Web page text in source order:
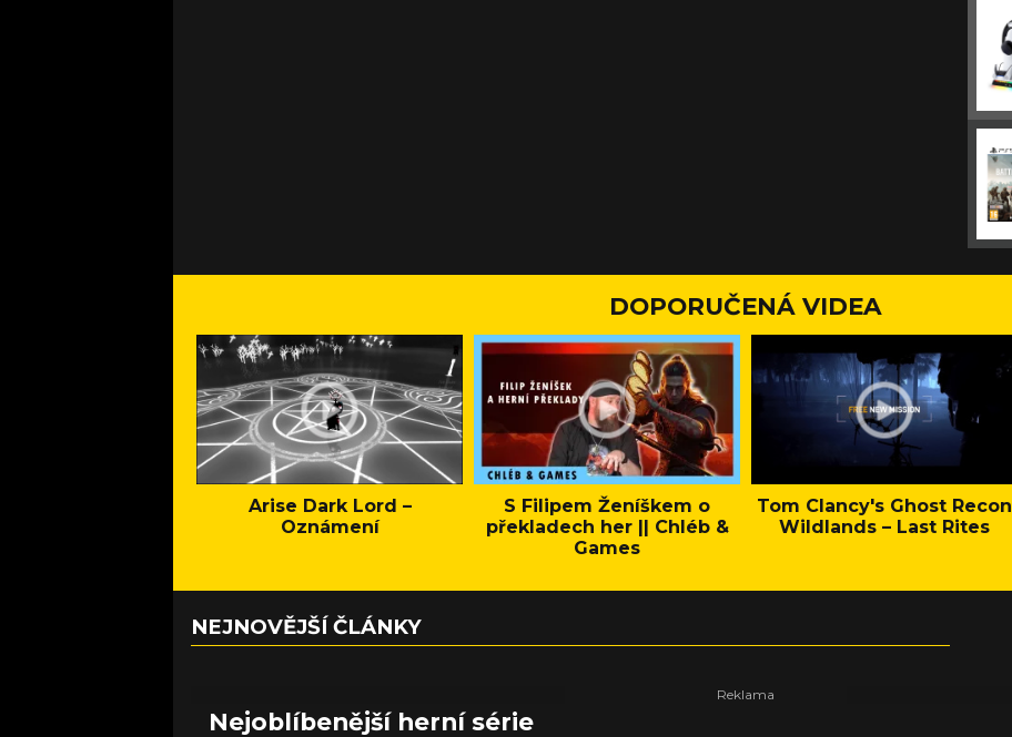
DOPORUČENÁ VIDEA
Arise Dark Lord –
Oznámení
S Filipem Ženíškem o
překladech her || Chléb &
Games
Tom Clancy's Ghost Recon
Wildlands – Last Rites
NEJNOVĚJŠÍ ČLÁNKY
Nejoblíbenější herní série